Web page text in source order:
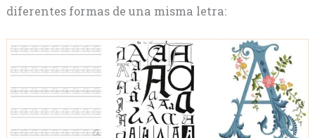
diferentes formas de una misma letra: